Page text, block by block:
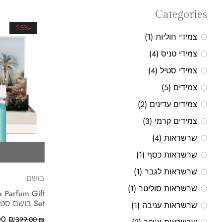
Categories
צמידי חוליות (1)
צמידי טניס (4)
צמידי סטיל (4)
צמידים (5)
צמידים עדינים (2)
צמידים קרמי (3)
שרשראות (4)
שרשראות כסף (1)
שרשראות לגבר (1)
שרשראות סוליטר (1)
שרשראות עניבה (1)
-25%
בושם
Parfum Gift
Set בושם סט בושם אסף גולד דזרט
399.00₪
₪